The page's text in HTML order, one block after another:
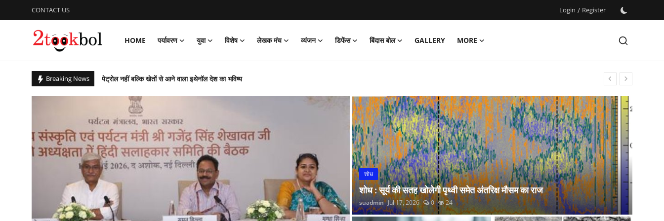
CONTACT US Login / Register
HOME पर्यावरण युवा विशेष लेखक मंच व्यंजन डिफेंस बिंदास बोल GALLERY
MORE
Breaking News
पेट्रोल नहीं बल्कि खेतों से आने वाला इथेनॉल देश का भविष्य
कचरे से कंचन: कूड़े के पहाड़ को बना दिया राप्ती ईको पार्क
बिहार उपचुनाव : पीके जीते, भाजपा, लालू यादव और नितीश कुमार हारे!
आजादी के 79 वर्ष के उपलक्ष्य में एनसीसी ने किया साइक्लोथॉन 2026 का आयोजन
पीएम ने ‘नशा मुक्त युवा फॉर विकसित भारत संकल्प अभियान’ की शुरुआत की
ग्लासगो कॉमनवेल्थ खेलों में भारत मुक्केबाजों ने लगाई सोने की झड़ी
संस्कार भारती, साहित्य विभाग की अवध प्रांत की प्रांतीय बैठक
गुरु पूर्णिमा : शिष्यों ने किया डॉ अजय का गुरुपूजन, रंगारंग समारोह
राष्ट्रीय शूटिंग में भास्कर नाथ पांडेय का शानदार प्रदर्शन
शोध
शोध : सूर्य की सतह खोलेगी पृथ्वी समेत अंतरिक्ष मौसम का राज
suadmin Jul 17, 2026 0 24